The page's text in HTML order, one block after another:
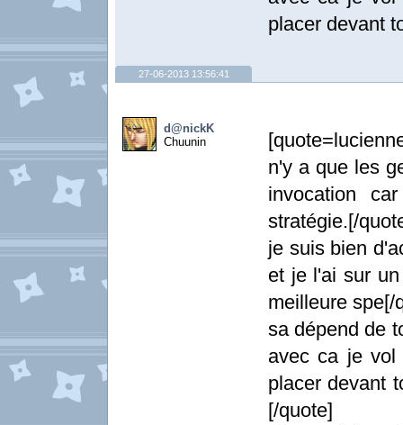
placer devant
27-06-2013 13:56:41
d@nickK
Chuunin
n'y a que les
invocation
stratégie.[/
je suis bien
et je l'ai sur
meilleure spe[/
sa dépend de
avec ca je
placer devant
[/quote]